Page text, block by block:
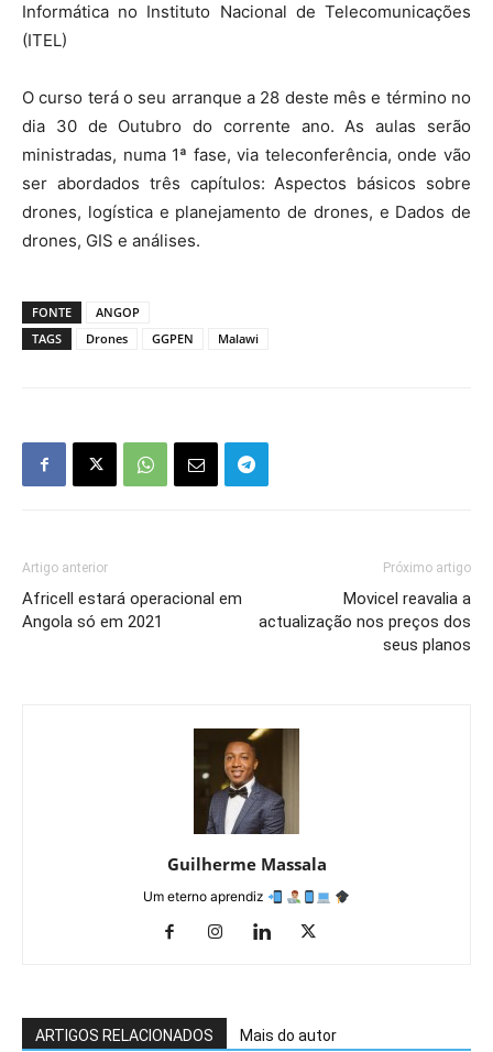
Informática no Instituto Nacional de Telecomunicações
(ITEL)
O curso terá o seu arranque a 28 deste mês e término no
dia 30 de Outubro do corrente ano. As aulas serão
ministradas, numa 1ª fase, via teleconferência, onde vão
ser abordados três capítulos: Aspectos básicos sobre
drones, logística e planejamento de drones, e Dados de
drones, GIS e análises.
FONTE
ANGOP
TAGS
Drones GGPEN Malawi
Artigo anterior
Africell estará operacional em
Angola só em 2021
Próximo artigo
Movicel reavalia a
actualização nos preços dos
seus planos
Guilherme Massala
Um eterno aprendiz
ARTIGOS RELACIONADOS Mais do autor